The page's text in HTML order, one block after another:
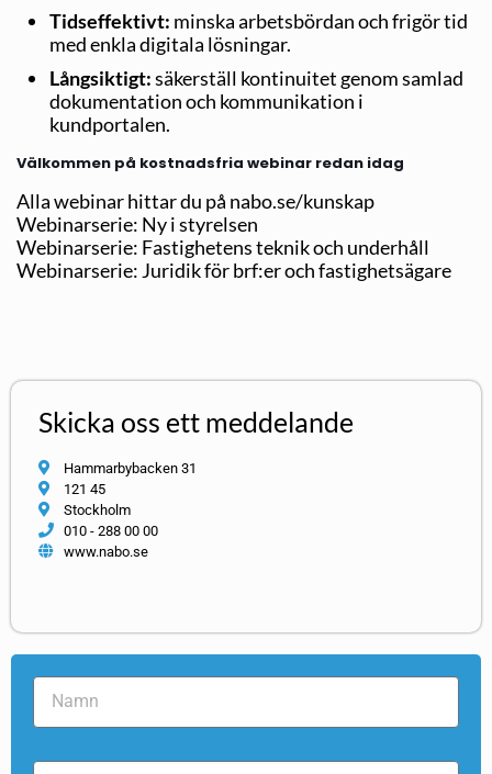
Tidseffektivt: minska arbetsbördan och frigör tid
med enkla digitala lösningar.
Långsiktigt:säkerställ kontinuitet genom samlad
dokumentation och kommunikation i
kundportalen.
Välkommen på kostnadsfria webinar redan idag
Alla webinar hittar du på nabo.se/kunskap
Webinarserie: Ny i styrelsen
Webinarserie: Fastighetens teknik och underhåll
Webinarserie: Juridik för brf:er och fastighetsägare
Skicka oss ett meddelande
Hammarbybacken 31
121 45
Stockholm
010 - 288 00 00
www.nabo.se